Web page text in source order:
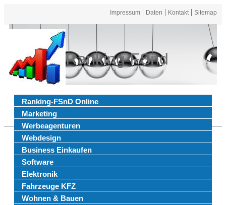
Impressum Daten Kontakt Sitemap
Ranking FSnd
Ranking-FSnD Online
Marketing
Werbeagenturen
Webdesign
Business Einkaufen
Software
Elektronik
Fahrzeuge KFZ
Wohnen & Bauen